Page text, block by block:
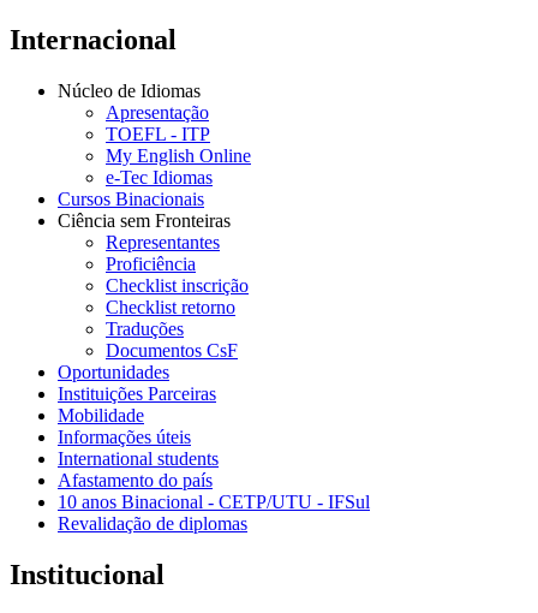
Internacional
Núcleo de Idiomas
Apresentação
TOEFL - ITP
My English Online
e-Tec Idiomas
Cursos Binacionais
Ciência sem Fronteiras
Representantes
Proficiência
Checklist inscrição
Checklist retorno
Traduções
Documentos CsF
Oportunidades
Instituições Parceiras
Mobilidade
Informações úteis
International students
Afastamento do país
10 anos Binacional - CETP/UTU - IFSul
Revalidação de diplomas
Institucional